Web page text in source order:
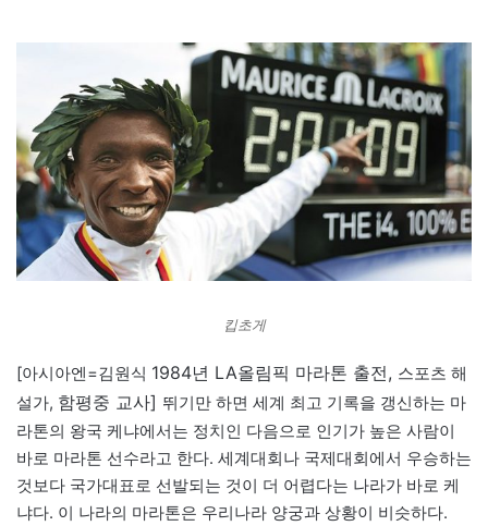
킵초게
[아시아엔=김원식 1984년 LA올림픽 마라톤 출전, 스포츠 해
설가, 함평중 교사] 뛰기만 하면 세계 최고 기록을 갱신하는 마
라톤의 왕국 케냐에서는 정치인 다음으로 인기가 높은 사람이
바로 마라톤 선수라고 한다. 세계대회나 국제대회에서 우승하는
것보다 국가대표로 선발되는 것이 더 어렵다는 나라가 바로 케
냐다. 이 나라의 마라톤은 우리나라 양궁과 상황이 비슷하다.